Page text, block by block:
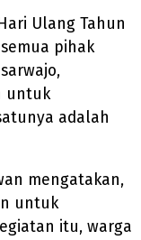
Ulang Tahun
pihak
untuk
adalah
mengatakan,
untuk
itu, warga